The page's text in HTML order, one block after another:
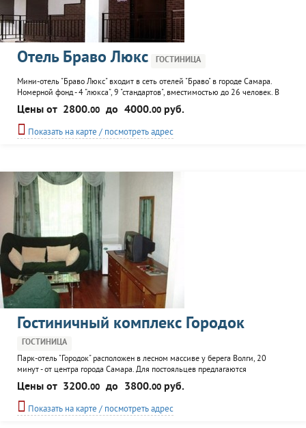
Отель Браво Люкс ГОСТИНИЦА
Мини-отель "Браво Люкс" входит в сеть отелей "Браво" в городе Самара.
Номерной фонд - 4 "люкса", 9 "стандартов", вместимостью до 26 человек. В
номерах - система вентилирования и система очищения воздуха
озонаторами, холодильник, телефон, интернет, рабочий стол, в душевой -
фен и гигиенические принадлежности. Возможен почасовой съем. К услугам
гостей...
Цены от 2800.00 до 4000.00 руб.
Показать на карте / посмотреть адрес
Гостиничный комплекс Городок
ГОСТИНИЦА
Парк-отель "Городок" расположен в лесном массиве у берега Волги, 20
минут - от центра города Самара. Для постояльцев предлагаются
двухместные номера с возможностью заселения от 1 до 3 гостей. Удобства,
холодильник, интернет, ТВ, телефон, сейф и вместительный шкаф. На
территории комплекса расположен ресторан с двумя
многофункциональными банкетными залами, летние площадки и беседка...
Цены от 3200.00 до 3800.00 руб.
Показать на карте / посмотреть адрес